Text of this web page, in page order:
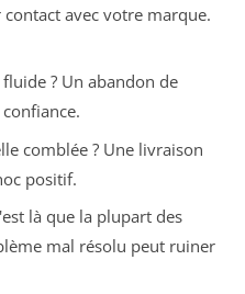
avec votre marque.
? Un abandon de
comblée ? Une livraison
positif.
là que la plupart des
mal résolu peut ruiner